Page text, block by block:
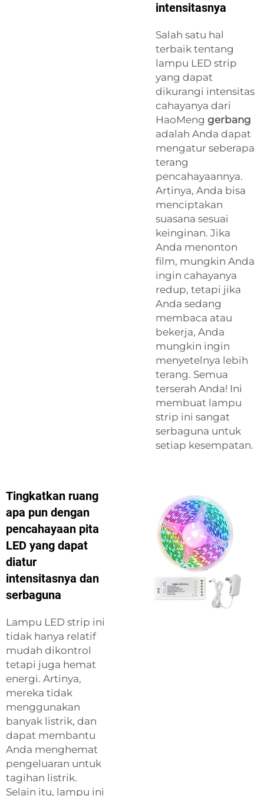
intensitasnya
Salah satu hal
terbaik tentang
lampu LED strip
yang dapat
dikurangi intensitas
cahayanya dari
HaoMeng gerbang
adalah Anda dapat
mengatur seberapa
terang
pencahayaannya.
Artinya, Anda bisa
menciptakan
suasana sesuai
keinginan. Jika
Anda menonton
film, mungkin Anda
ingin cahayanya
redup, tetapi jika
Anda sedang
membaca atau
bekerja, Anda
mungkin ingin
menyetelnya lebih
terang. Semua
terserah Anda! Ini
membuat lampu
strip ini sangat
serbaguna untuk
setiap kesempatan.
Tingkatkan ruang
apa pun dengan
pencahayaan pita
LED yang dapat
diatur
intensitasnya dan
serbaguna
Lampu LED strip ini
tidak hanya relatif
mudah dikontrol
tetapi juga hemat
energi. Artinya,
mereka tidak
menggunakan
banyak listrik, dan
dapat membantu
Anda menghemat
pengeluaran untuk
tagihan listrik.
Selain itu, lampu ini